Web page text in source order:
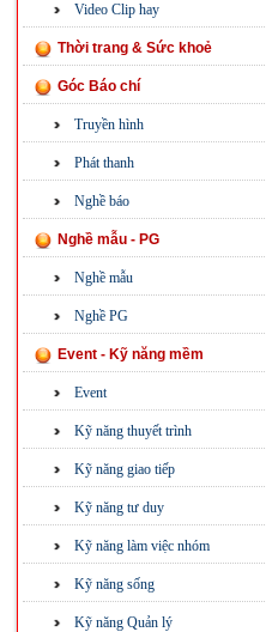
Video Clip hay
Thời trang & Sức khoẻ
Góc Báo chí
Truyền hình
Phát thanh
Nghề báo
Nghề mẫu - PG
Nghề mẫu
Nghề PG
Event - Kỹ năng mềm
Event
Kỹ năng thuyết trình
Kỹ năng giao tiếp
Kỹ năng tư duy
Kỹ năng làm việc nhóm
Kỹ năng sống
Kỹ năng Quản lý